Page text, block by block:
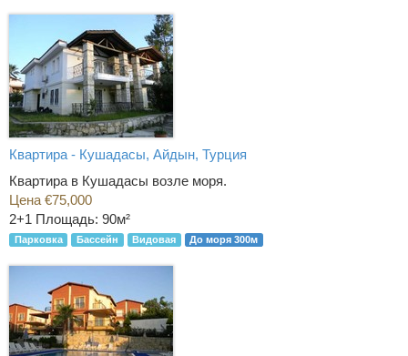
Квартира - Кушадасы, Айдын, Турция
Квартира в Кушадасы возле моря.
Цена €75,000
2+1 Площадь: 90м²
Парковка Бассейн Видовая До моря 300м